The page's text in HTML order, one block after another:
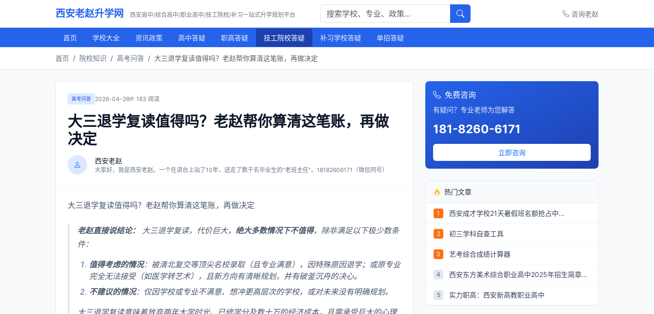
西安老赵升学网 西安高中/综合高中/职业高中/技工院校/补习一站式升学规划平台 咨询老赵
首页 学校大全 资讯政策 高中答疑 职高答疑 技工院校答疑 补习学校答疑 单招答疑
首页 院校知识 高考问答 大三退学复读值得吗？老赵帮你算清这笔账，再做决定
高考问答 2026-04-26 183 阅读
大三退学复读值得吗？老赵帮你算清这笔账，再做
决定
西安老赵
大家好，我是西安老赵。一个在讲台上站了10年，送走了数千名毕业生的“老班主任”。18182606171（微信同号）
大三退学复读值得吗？老赵帮你算清这笔账，再做决定
老赵直接说结论： 大三退学复读，代价巨大， 绝大多数情况下不值得，除非满足以下极少数条
件：
值得考虑的情况：被清北复交等顶尖名校录取（且专业满意），因特殊原因退学；或原专业
完全无法接受（如医学转艺术），且新方向有清晰规划，并有破釜沉舟的决心。
不建议的情况：仅因学校或专业不满意、想冲更高层次的学校，或对未来没有明确规划。
大三退学复读意味着放弃两年大学时光、已修学分及数十万的经济成本，且需承受巨大的心理
免费咨询
有疑问？专业老师为您解答
181-8260-6171
立即咨询
热门文章
1 西安成才学校21天暑假班名额抢占中...
2 初三学科自查工具
3 艺考综合成绩计算器
4 西安东方美术综合职业高中2025年招生简章：艺术升学新航道
5 实力职高：西安新高教职业高中